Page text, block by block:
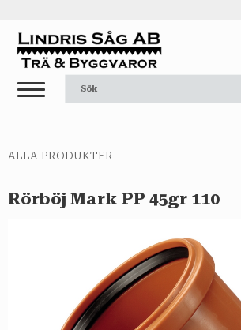
Meny
ALLA PRODUKTER
Rörböj Mark PP 45gr 110